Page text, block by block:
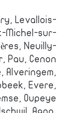
Levallois-
Michel-sur-
Neuilly-
Pau, Cenon.
Alveringem,
Evere,
Oupeye.